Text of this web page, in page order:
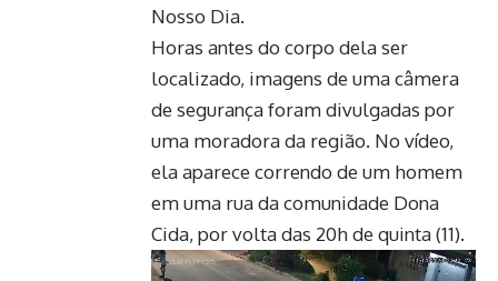
Nosso Dia.
Horas antes do corpo dela ser
localizado, imagens de uma câmera
de segurança foram divulgadas por
uma moradora da região. No vídeo,
ela aparece correndo de um homem
em uma rua da comunidade Dona
Cida, por volta das 20h de quinta (11).
Tocador